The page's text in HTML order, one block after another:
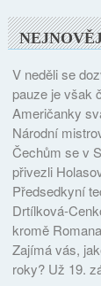
V neděli se
pauze je však
Američanky
Národní
Čechům se v
přivezli
Předsedkyní
Drtílková-
kromě
Zajímá vás,
roky? Už 19.